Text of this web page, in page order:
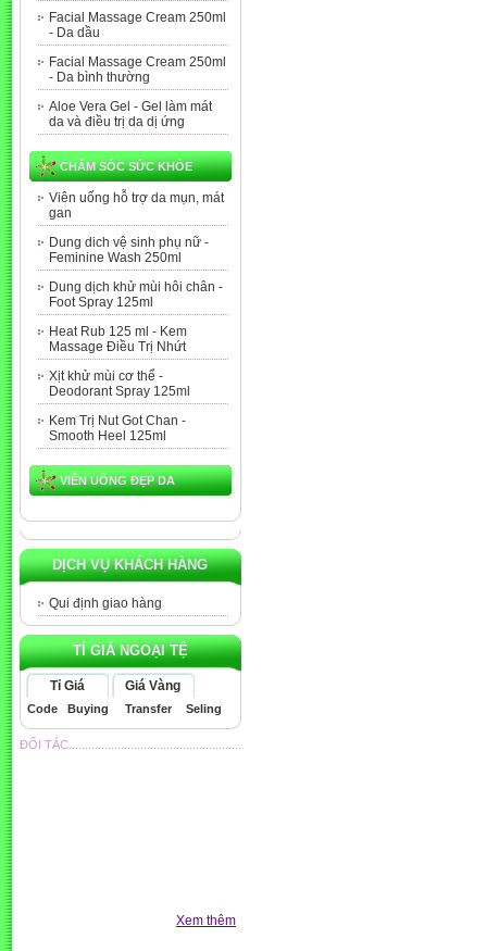
Facial Massage Cream 250ml
- Da dầu
Facial Massage Cream 250ml
- Da bình thường
Aloe Vera Gel - Gel làm mát
da và điều trị da dị ứng
CHĂM SÓC SỨC KHỎE
Viên uống hỗ trợ da mụn, mát
gan
Dung dich vệ sinh phụ nữ -
Feminine Wash 250ml
Dung dịch khử mùi hôi chân -
Foot Spray 125ml
Heat Rub 125 ml - Kem
Massage Điều Trị Nhứt
Xịt khử mùi cơ thể -
Deodorant Spray 125ml
Kem Trị Nut Got Chan -
Smooth Heel 125ml
VIÊN UỐNG ĐẸP DA
DỊCH VỤ KHÁCH HÀNG
Qui định giao hàng
TỈ GIÁ NGOẠI TỆ
Tỉ Giá Giá Vàng
Code Buying Transfer Seling
ĐỐI TÁC.....................................................
Xem thêm